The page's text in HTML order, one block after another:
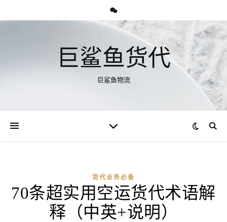
巨鲨鱼货代
巨鲨鱼物流
货代业务必备
70条超实用空运货代术语解
释（中英+说明）